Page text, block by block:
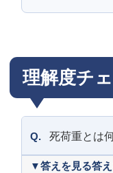
理解度チ
Q. 死荷重とは
答